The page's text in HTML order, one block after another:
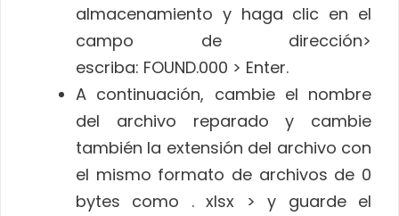
almacenamiento y haga clic en el
campo de dirección>
escriba: FOUND.000 > Enter.
A continuación, cambie el nombre
del archivo reparado y cambie
también la extensión del archivo con
el mismo formato de archivos de 0
bytes como . xlsx > y guarde el